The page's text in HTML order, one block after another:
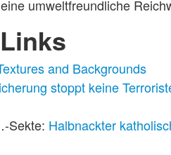
umweltfreundliche
and Backgrounds
stoppt keine
Sekte: Halbnackter